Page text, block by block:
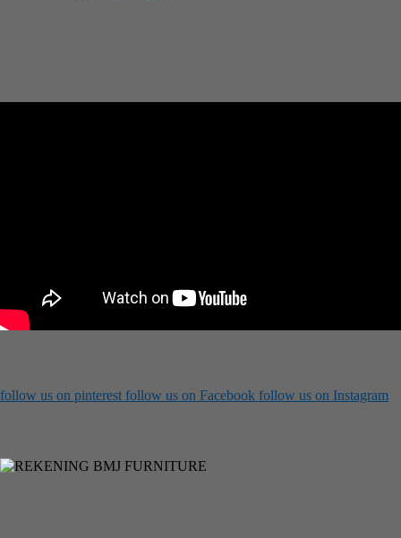
follow us on pinterest follow us on Facebook follow us on Instagram